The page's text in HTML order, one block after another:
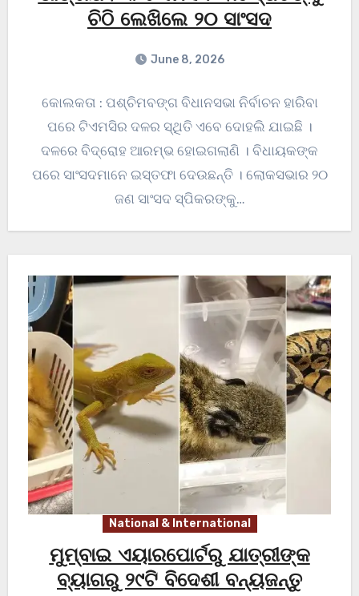
ଚିଠି ଲେଖିଲେ ୨୦ ସାଂସଦ
June 8, 2026
କୋଲକତା : ପଶ୍ଚିମବଙ୍ଗ ବିଧାନସଭା ନିର୍ବାଚନ ହାରିବା
ପରେ ଟିଏମସିର ଦଳର ସ୍ଥିତି ଏବେ ଦୋହଲି ଯାଇଛି ।
ଦଳରେ ବିଦ୍ରୋହ ଆରମ୍ଭ ହୋଇଗଲାଣି । ବିଧାୟକଙ୍କ
ପରେ ସାଂସଦମାନେ ଇସ୍ତଫା ଦେଉଛନ୍ତି । ଲୋକସଭାର ୨୦
ଜଣ ସାଂସଦ ସ୍ପିକରଙ୍କୁ…
National & International
ମୁମ୍ବାଇ ଏୟାରପୋର୍ଟରୁ ଯାତ୍ରୀଙ୍କ
ବ୍ୟାଗରୁ ୨୯ଟି ବିଦେଶୀ ବନ୍ୟଜନ୍ତୁ